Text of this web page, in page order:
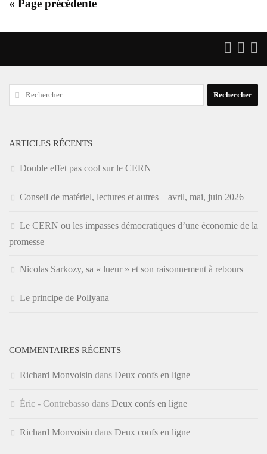
« Page précédente
Rechercher :
ARTICLES RÉCENTS
Double effet pas cool sur le CERN
Conseil de matériel, lectures et autres – avril, mai, juin 2026
Le CERN ou les impasses démocratiques d’une économie de la
promesse
Nicolas Sarkozy, sa « lueur » et son raisonnement à rebours
Le principe de Pollyana
COMMENTAIRES RÉCENTS
Richard Monvoisin dans Deux confs en ligne
Éric - Contrebasso dans Deux confs en ligne
Richard Monvoisin dans Deux confs en ligne